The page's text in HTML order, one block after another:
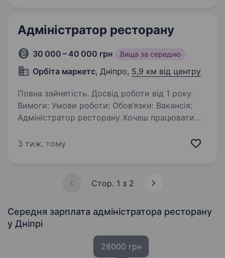
Адміністратор ресторану
30 000 – 40 000 грн Вища за середню
Орбіта маркетс, Дніпро, 5,9 км від центру
Повна зайнятість. Досвід роботи від 1 року.
Вимоги: Умови роботи: Обов’язки: Вакансія:
Адміністратор ресторану Хочеш працювати
це нові гості, емоції та розвиток? Ми шукаємо
3 тиж. тому
Стор. 1 з 2
Середня зарплата адміністратора ресторану
у Дніпрі
28000 грн